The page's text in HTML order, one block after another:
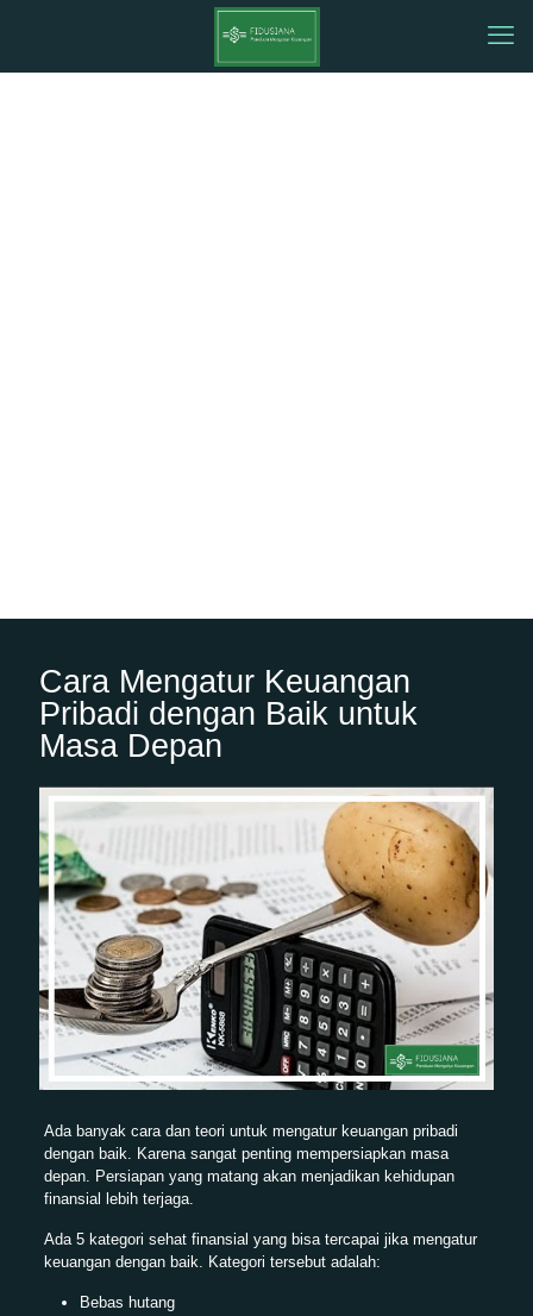
Cara Mengatur Keuangan
Pribadi dengan Baik untuk
Masa Depan
Ada banyak cara dan teori untuk mengatur keuangan pribadi
dengan baik. Karena sangat penting mempersiapkan masa
depan. Persiapan yang matang akan menjadikan kehidupan
finansial lebih terjaga.
Ada 5 kategori sehat finansial yang bisa tercapai jika mengatur
keuangan dengan baik. Kategori tersebut adalah:
Bebas hutang